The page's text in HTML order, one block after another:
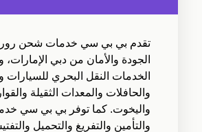
تقدم بي بي سي خدمات شحن
الجودة والأمان من دبي
الخدمات النقل البحري للسيارات
والحافلات والمعدات الثقيلة
واليخوت. كما توفر بي بي سي
والتأمين والتفريغ والتحميل